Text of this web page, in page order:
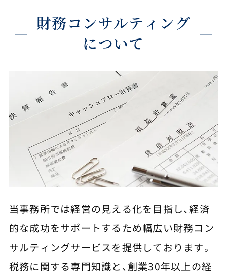
財務コンサルティング
について
当事務所では経営の見える化を目指し、経済
的な成功をサポートするため幅広い財務コン
サルティングサービスを提供しております。
税務に関する専門知識と、創業30年以上の経